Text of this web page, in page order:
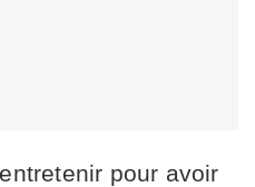
pour avoir